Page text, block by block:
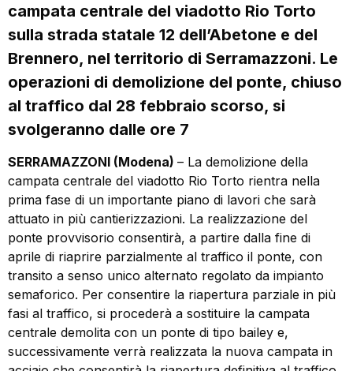
campata centrale del viadotto Rio Torto
sulla strada statale 12 dell’Abetone e del
Brennero, nel territorio di Serramazzoni. Le
operazioni di demolizione del ponte, chiuso
al traffico dal 28 febbraio scorso, si
svolgeranno dalle ore 7
SERRAMAZZONI (Modena) – La demolizione della
campata centrale del viadotto Rio Torto rientra nella
prima fase di un importante piano di lavori che sarà
attuato in più cantierizzazioni. La realizzazione del
ponte provvisorio consentirà, a partire dalla fine di
aprile di riaprire parzialmente al traffico il ponte, con
transito a senso unico alternato regolato da impianto
semaforico. Per consentire la riapertura parziale in più
fasi al traffico, si procederà a sostituire la campata
centrale demolita con un ponte di tipo bailey e,
successivamente verrà realizzata la nuova campata in